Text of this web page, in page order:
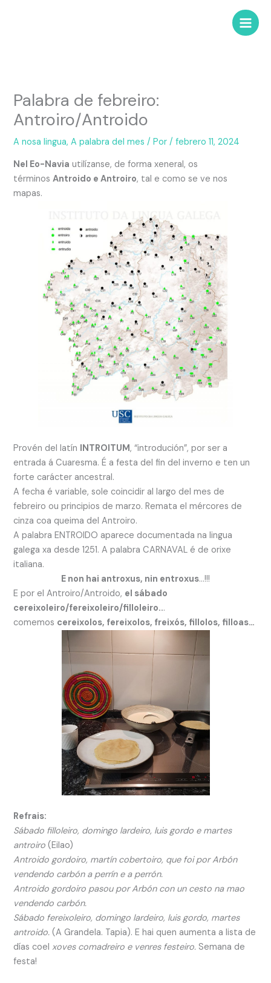
Palabra de febreiro:
Antroiro/Antroido
A nosa lingua,A palabra del mes / Por/febrero 11, 2024
Nel Eo-Navia utilízanse, de forma xeneral, os
términosAntroido e Antroiro, tal e como se ve nos
mapas.
Provén del latín INTROITUM, “introdución”, por ser a
entrada á Cuaresma. É a festa del fin del inverno e ten un
forte carácter ancestral.
A fecha é variable, sole coincidir al largo del mes de
febreiro ou principios de marzo. Remata el mércores de
cinza coa queima del Antroiro.
A palabra ENTROIDO aparece documentada na lingua
galega xa desde 1251. A palabra CARNAVAL é de orixe
italiana.
E non hai antroxus, nin entroxus…!!!
E por el Antroiro/Antroido, el sábado
cereixoleiro/fereixoleiro/filloleiro...
comemos cereixolos, fereixolos, freixós, fillolos, filloas…
Refrais:
Sábado filloleiro, domingo lardeiro, luis gordo e martes
antroiro (Eilao)
Antroido gordoiro, martín cobertoiro, que foi por Arbón
vendendo carbón a perrín e a perrón.
Antroido gordoiro pasou por Arbón con un cesto na mao
vendendo carbón.
Sábado fereixoleiro, domingo lardeiro, luis gordo, martes
antroido. (A Grandela. Tapia). E hai quen aumenta a lista de
días coelxoves comadreiro e venres festeiro. Semana de
festa!